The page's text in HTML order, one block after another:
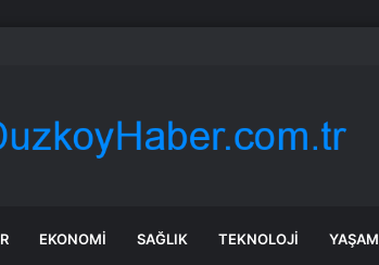
yüzde 50 sübvansiyon
EKONOMI SAĞLIK TEKNOLOJI YAŞAM